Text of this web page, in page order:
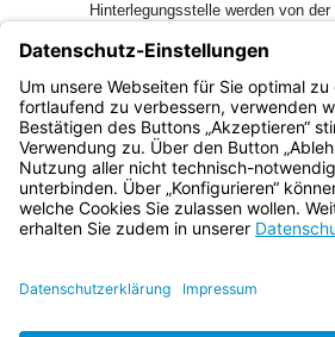
Hinterlegungsstelle werden von
(3) Ist der Grund für die
hat die Verwaltungsbehörde die
anzuordnen.
Bayern.de
BayernPortal
Impressum